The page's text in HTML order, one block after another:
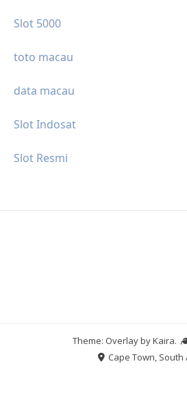
Slot 5000
toto macau
data macau
Slot Indosat
Slot Resmi
Theme: Overlay byKaira.
Cape Town, South